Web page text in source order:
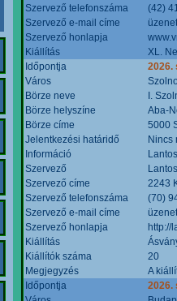
Szervező telefonszáma
(42)
Szervező e-mail címe
Szervező honlapja
Kiállítás
XL.
Időpontja
2026.
Város
Börze neve
I.
Börze helyszíne
Aba-
Börze címe
5000
Jelentkezési határidő
Nincs
Információ
Szervező
Szervező címe
2243
Szervező telefonszáma
(70)
Szervező e-mail címe
Szervező honlapja
http://
Kiállítás
Kiállítók száma
20
Megjegyzés
A
Időpontja
2026.